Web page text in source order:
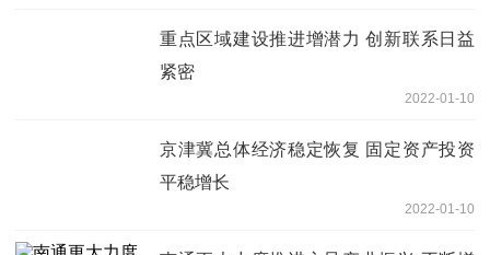
重点区域建设推进增潜力 创新联系日益
紧密
2022-01-10
京津冀总体经济稳定恢复 固定资产投资
平稳增长
2022-01-10